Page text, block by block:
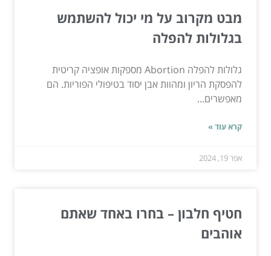
מבט מקרוב על מי יכול להשתמש
בגלולות להפלה
גלולות להפלה Abortion מספקות אופציה קריטית
להפסקת הריון ומהוות אבן יסוד בטיפולי הפוריות. הם
מאפשרים...
קרא עוד »
אפר 19, 2024
חטיף חלבון – בחרו באחד שאתם
אוהבים